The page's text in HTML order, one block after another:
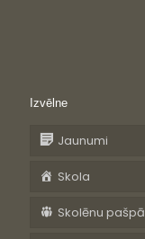
Izvēlne
Jaunumi
Skola
Skolēnu